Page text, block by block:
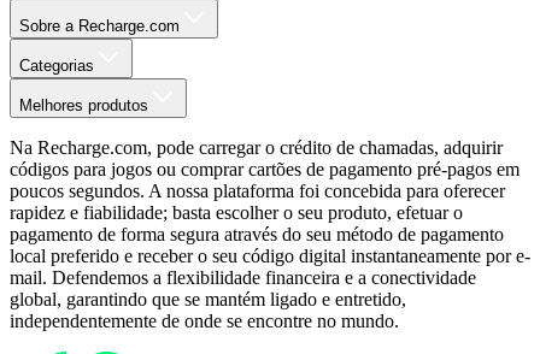
Sobre a Recharge.com
Categorias
Melhores produtos
Na Recharge.com, pode carregar o crédito de chamadas, adquirir
códigos para jogos ou comprar cartões de pagamento pré-pagos em
poucos segundos. A nossa plataforma foi concebida para oferecer
rapidez e fiabilidade; basta escolher o seu produto, efetuar o
pagamento de forma segura através do seu método de pagamento
local preferido e receber o seu código digital instantaneamente por e-
mail. Defendemos a flexibilidade financeira e a conectividade
global, garantindo que se mantém ligado e entretido,
independentemente de onde se encontre no mundo.